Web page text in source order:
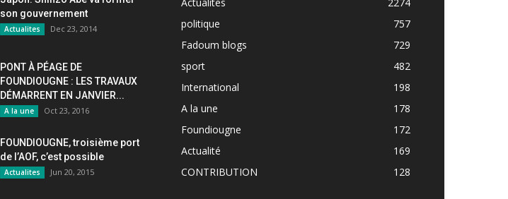
son gouvernement
Actualites Dec 23, 2014
PONT À PÉAGE DE
FOUNDIOUGNE : LES TRAVAUX
DÉMARRENT EN JANVIER...
A la une Oct 23, 2016
FOUNDIOUGNE, troisième port
de l’AOF, c’est possible
Actualites Jun 20, 2015
politique
757
Fadoum blogs
729
sport
482
International
198
A la une
178
Foundiougne
172
Actualité
169
CONTRIBUTION
128